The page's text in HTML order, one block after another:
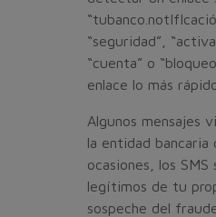
“seguridad”,
“cuenta” o
enlace lo más
Algunos mensajes
la entidad bancaria
ocasiones, los
legítimos de tu
sospeche del